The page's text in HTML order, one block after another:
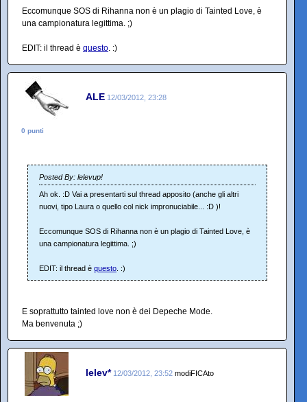
Eccomunque SOS di Rihanna non è un plagio di Tainted Love, è
una campionatura legittima. ;)
EDIT: il thread è questo. :)
ALE 12/03/2012, 23:28
0 punti
Posted By: lelevup!
Ah ok. :D Vai a presentarti sul thread apposito (anche gli altri
nuovi, tipo Laura o quello col nick impronuciabile... :D )!
Eccomunque SOS di Rihanna non è un plagio di Tainted Love, è
una campionatura legittima. ;)
EDIT: il thread è questo . :)
E soprattutto tainted love non è dei Depeche Mode.
Ma benvenuta ;)
lelev* 12/03/2012, 23:52 modiFICAto